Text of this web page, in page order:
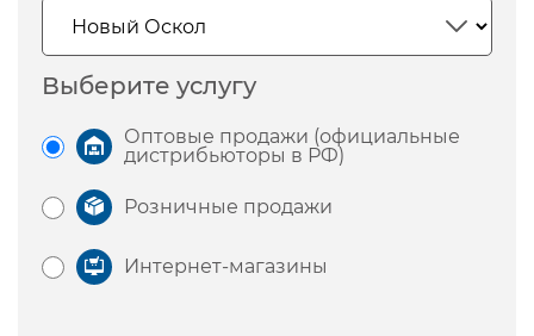
Выберите услугу
Оптовые продажи (официальные
дистрибьюторы в РФ)
Розничные продажи
Интернет-магазины